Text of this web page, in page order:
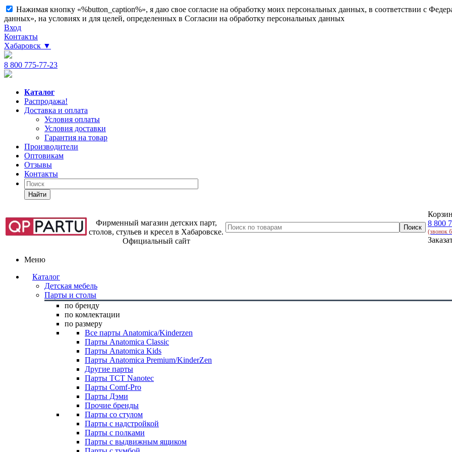
Нажимая кнопку «%button_caption%», я даю свое согласие на обработку моих персональных данных, в соответствии с
данных», на условиях и для целей, определенных в Согласии на обработку персональных данных
Вход
Контакты
Хабаровск ▼
8 800 775-77-23
Каталог
Распродажа!
Доставка и оплата
Условия оплаты
Условия доставки
Гарантия на товар
Производители
Оптовикам
Отзывы
Контакты
Найти
Фирменный магазин детских парт,
столов, стульев и кресел в Хабаровске.
Официальный сайт
8 800
(звонок
Меню
Каталог
Детская мебель
Парты и столы
по бренду
по комлектации
по размеру
Все парты Anatomica/Kinderzen
Парты Anatomica Classic
Парты Anatomica Kids
Парты Anatomica Premium/KinderZen
Другие парты
Парты TCT Nanotec
Парты Comf-Pro
Парты Дэми
Прочие бренды
Парты со стулом
Парты с надстройкой
Парты с полками
Парты с выдвижным ящиком